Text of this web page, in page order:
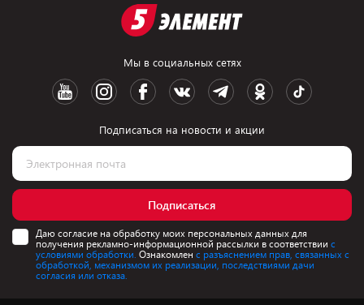
Мы в социальных сетях
Подписаться на новости и акции
Подписаться
Даю согласие на обработку моих персональных данных для
получения рекламно-информационной рассылки в соответствии с
условиями обработки. Ознакомлен с разъяснением прав, связанных с
обработкой, механизмом их реализации, последствиями дачи
согласия или отказа.